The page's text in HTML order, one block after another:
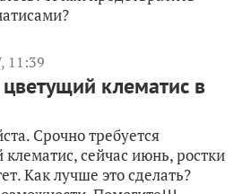
11:39
клематис в
Срочно требуется
сейчас июнь, ростки
Как лучше это сделать?